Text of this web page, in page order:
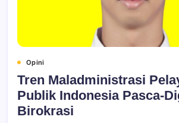
Opini
Tren Maladministrasi
Publik Indonesia Pasca-
Birokrasi